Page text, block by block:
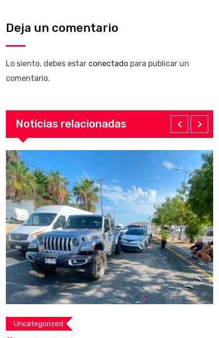
Deja un comentario
Lo siento, debes estar conectado para publicar un
comentario.
Noticias relacionadas
Uncategorized